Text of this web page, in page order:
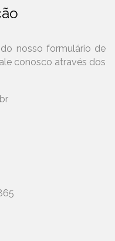
nosso formulário de
conosco através dos